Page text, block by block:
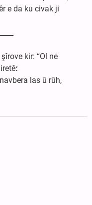
e da ku civak ji
kir: “Ol ne
berdana dinyayê ye û ne berdana axiretê؛
las û rûh,